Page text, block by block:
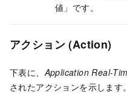
値」です。
アクション (Action)
下表に、Application Real-
されたアクションを示します